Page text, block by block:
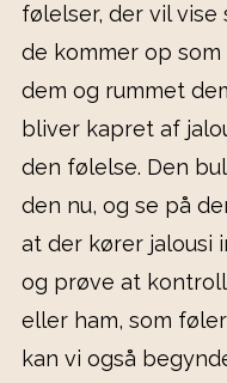
følelser, der vil vise
de kommer op
dem og rummet
bliver kapret af
den følelse. Den
den nu, og se på
at der kører jalousi
og prøve at
eller ham, som
kan vi også